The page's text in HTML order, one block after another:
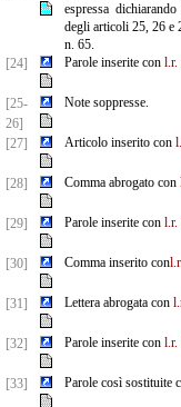
espressa
degli articoli 25, 26 e
n. 65.
[24]
Parole inserite con l.r.
[25-
26]
Note soppresse.
[27] Articolo inserito con
[28] Comma abrogato con
[29] Parole inserite con l.r.
[30] Comma inserito con
[31] Lettera abrogata con
[32] Parole inserite con l.r.
[33] Parole così sostituite